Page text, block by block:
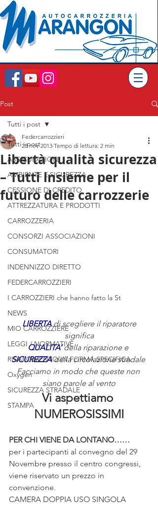
Post
Tutti i post
ASSICURAZIONI
AMBIENTE E SICUREZZA
CESSIONE DI CREDITO
ATTREZZATURA E PRODOTTI
CARROZZERIA
CONSORZI ASSOCIAZIONI
CONSUMATORI
INDENNIZZO DIRETTO
FEDERCARROZZIERI
I CARROZZIERI che hanno fatto la St
NEWS
MIO CARROZZIERE
LEGGI / NORMATIVE
RISARCIMENTO IN FORMA SPECIFICA
Oxygen
SICUREZZA STRADALE
STAMPA
Tutti i post
Libertà qualità sicurezza
– Tutti insieme per il
futuro delle carrozzerie
Federcarrozzieri
28 nov 2013 Tempo di lettura: 2 min
LIBERTA di scegliere il riparatore
significa
QUALITA’ della riparazione e
SICUREZZA della circolazione stradale
Facciamo in modo che queste non
siano parole al vento
Vi aspettiamo
NUMEROSISSIMI
PER CHI VIENE DA LONTANO……
per i partecipanti al convegno del 29
Novembre presso il centro congressi,
viene riservato un prezzo in
convenzione.
CAMERA DOPPIA USO SINGOLA